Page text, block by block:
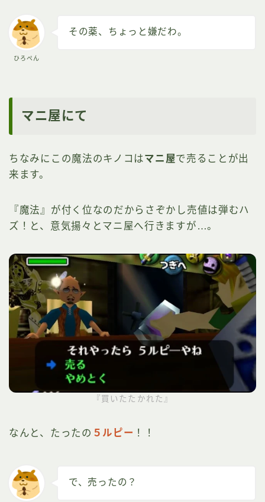
ひろぺん
その薬、ちょっと嫌だわ。
マニ屋にて
ちなみにこの魔法のキノコはマニ屋で売ることが出
来ます。
『魔法』が付く位なのだからさぞかし売値は弾むハ
ズ！と、意気揚々とマニ屋へ行きますが…。
『買いたたかれた』
なんと、たったの ５ルピー ！！
で、売ったの？